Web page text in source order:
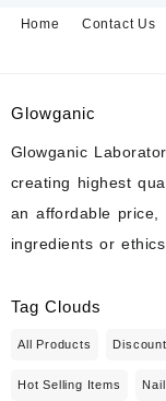
Home Contact Us
Glowganic
Glowganic
creating highest
an affordable price,
ingredients or ethics.
Tag Clouds
All Products
Hot Selling Items